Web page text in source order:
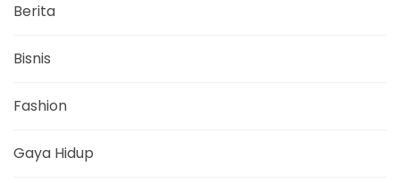
Berita
Bisnis
Fashion
Gaya Hidup